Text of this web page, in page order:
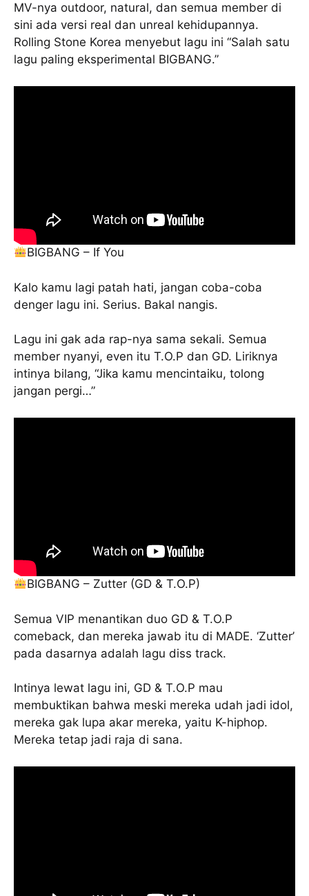
MV-nya outdoor, natural, dan semua member di
sini ada versi real dan unreal kehidupannya.
Rolling Stone Korea menyebut lagu ini “Salah satu
lagu paling eksperimental BIGBANG.”
BIGBANG – If You
Kalo kamu lagi patah hati, jangan coba-coba
denger lagu ini. Serius. Bakal nangis.
Lagu ini gak ada rap-nya sama sekali. Semua
member nyanyi, even itu T.O.P dan GD. Liriknya
intinya bilang, “Jika kamu mencintaiku, tolong
jangan pergi…”
BIGBANG – Zutter (GD & T.O.P)
Semua VIP menantikan duo GD & T.O.P
comeback, dan mereka jawab itu di MADE. ‘Zutter’
pada dasarnya adalah lagu diss track.
Intinya lewat lagu ini, GD & T.O.P mau
membuktikan bahwa meski mereka udah jadi idol,
mereka gak lupa akar mereka, yaitu K-hiphop.
Mereka tetap jadi raja di sana.